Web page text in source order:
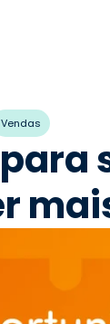
Vendas